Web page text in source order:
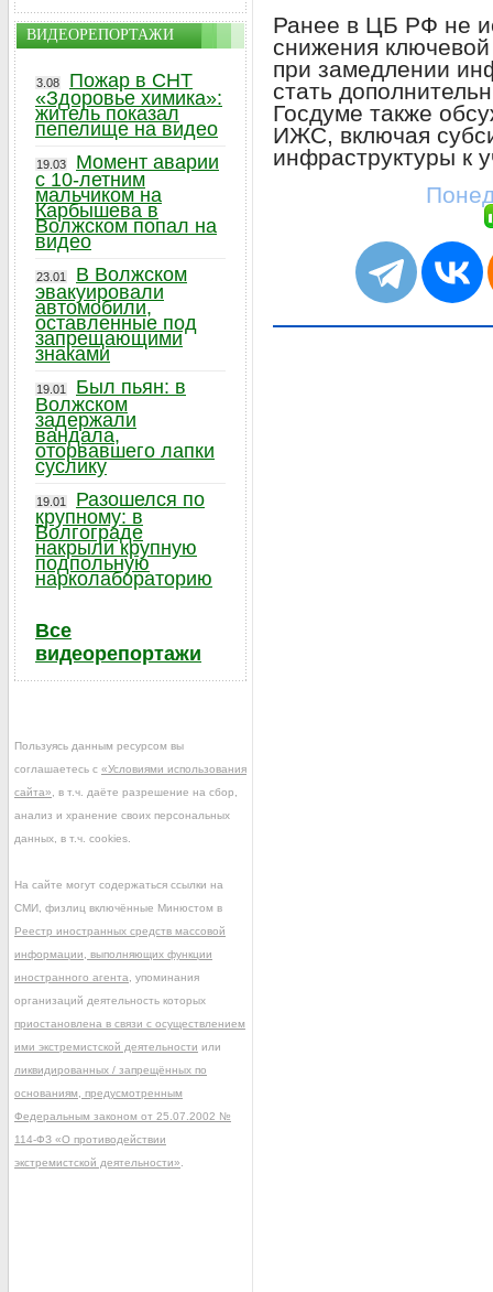
Ранее в ЦБ РФ не
снижения
при замедлении
стать
Госдуме также
ИЖС, включая
инфраструктуры к
ВИДЕОРЕПОРТАЖИ
3.08
Пожар в СНТ
«Здоровье химика»:
житель показал
пепелище на видео
19.03
Момент аварии
с 10-летним
мальчиком на
Карбышева в
Волжском попал на
видео
23.01
В Волжском
эвакуировали
автомобили,
оставленные под
запрещающими
знаками
19.01
Был пьян: в
Волжском
задержали
вандала,
оторвавшего лапки
суслику
19.01
Разошелся по
крупному: в
Волгограде
накрыли крупную
подпольную
нарколабораторию
Все
видеорепортажи
Пользуясь данным ресурсом вы
соглашаетесь с «Условиями использования
сайта» , в т.ч. даёте разрешение на сбор,
анализ и хранение своих персональных
данных, в т.ч. cookies.
На сайте могут содержаться ссылки на
СМИ, физлиц включённые Минюстом в
Реестр иностранных средств массовой
информации, выполняющих функции
иностранного агента , упоминания
организаций деятельность которых
приостановлена в связи с осуществлением
ими экстремистской деятельности или
ликвидированных / запрещённых по
основаниям, предусмотренным
Федеральным законом от 25.07.2002 №
114-ФЗ «О противодействии
экстремистской деятельности»